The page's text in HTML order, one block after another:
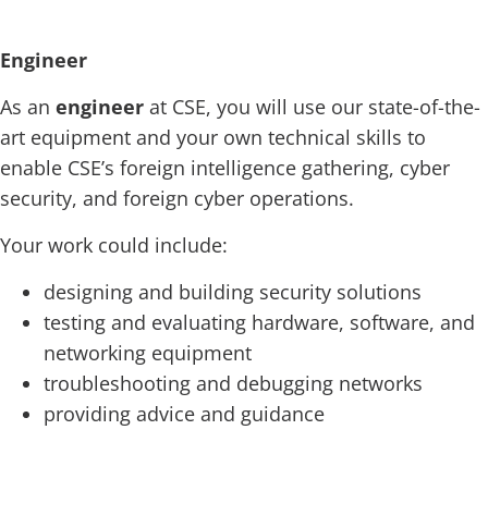
Engineer
As an engineer at CSE, you will use our state-of-the-
art equipment and your own technical skills to
enable CSE’s foreign intelligence gathering, cyber
security, and foreign cyber operations.
Your work could include:
designing and building security solutions
testing and evaluating hardware, software, and
networking equipment
troubleshooting and debugging networks
providing advice and guidance